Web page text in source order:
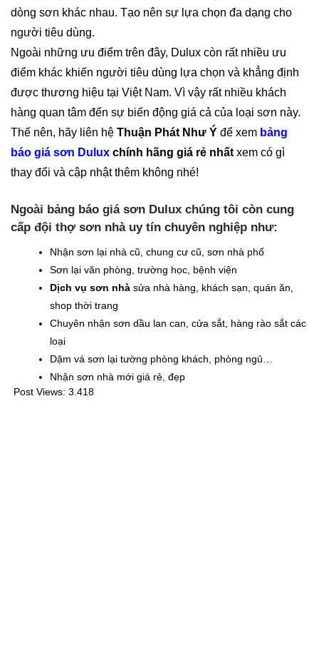
dòng sơn khác nhau. Tạo nên sự lựa chọn đa dạng cho
người tiêu dùng.
Ngoài những ưu điểm trên đây, Dulux còn rất nhiều ưu
điểm khác khiến người tiêu dùng lựa chọn và khẳng định
được thương hiệu tại Việt Nam. Vì vậy rất nhiều khách
hàng quan tâm đến sự biến động giá cả của loại sơn này.
Thế nên, hãy liên hệ Thuận Phát Như Ý để xem bảng
báo giá sơn Dulux chính hãng giá rẻ nhất xem có gì
thay đổi và cập nhật thêm không nhé!
Ngoài bảng báo giá sơn Dulux chúng tôi còn cung
cấp đội thợ sơn nhà uy tín chuyên nghiệp như:
Nhận sơn lại nhà cũ, chung cư cũ, sơn nhà phố
Sơn lại văn phòng, trường học, bệnh viện
Dịch vụ sơn nhà sửa nhà hàng, khách sạn, quán ăn,
shop thời trang
Chuyên nhận sơn dầu lan can, cửa sắt, hàng rào sắt các
loại
Dặm vá sơn lại tường phòng khách, phòng ngủ…
Nhận sơn nhà mới giá rẻ, đẹp
Post Views: 3.418